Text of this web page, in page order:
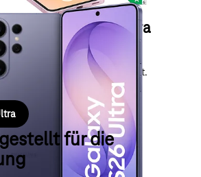
Galaxy S26 Ultra
setzt – Leistung, die sie sprengt.
für die